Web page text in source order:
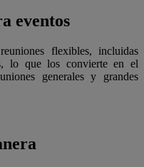
eventos
flexibles, incluidas
lo que los convierte en el
generales y grandes